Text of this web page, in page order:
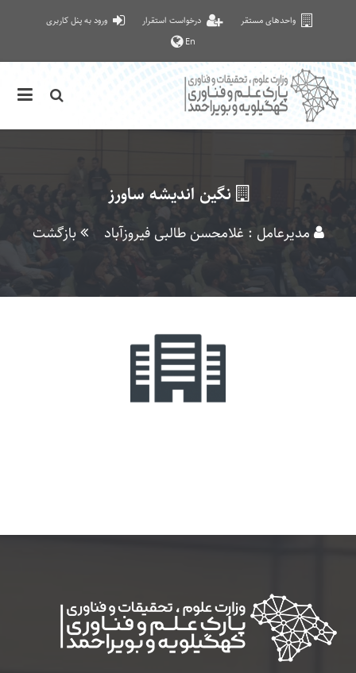
واحدهای مستقر درخواست استقرار
ورود به پنل کاربری
En
نگین اندیشه ساورز
مدیرعامل : غلامحسن طالبی فیروزآباد بازگشت